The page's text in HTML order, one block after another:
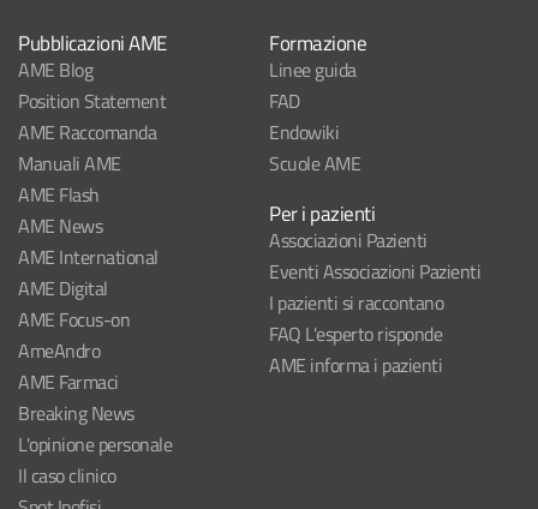
Pubblicazioni AME
AME Blog
Position Statement
AME Raccomanda
Manuali AME
AME Flash
AME News
AME International
AME Digital
AME Focus-on
AmeAndro
AME Farmaci
Breaking News
L'opinione personale
Il caso clinico
Formazione
Linee guida
FAD
Endowiki
Scuole AME
Per i pazienti
Associazioni Pazienti
Eventi Associazioni Pazienti
I pazienti si raccontano
FAQ L'esperto risponde
AME informa i pazienti